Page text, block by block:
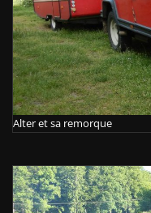
Alter et sa remorque